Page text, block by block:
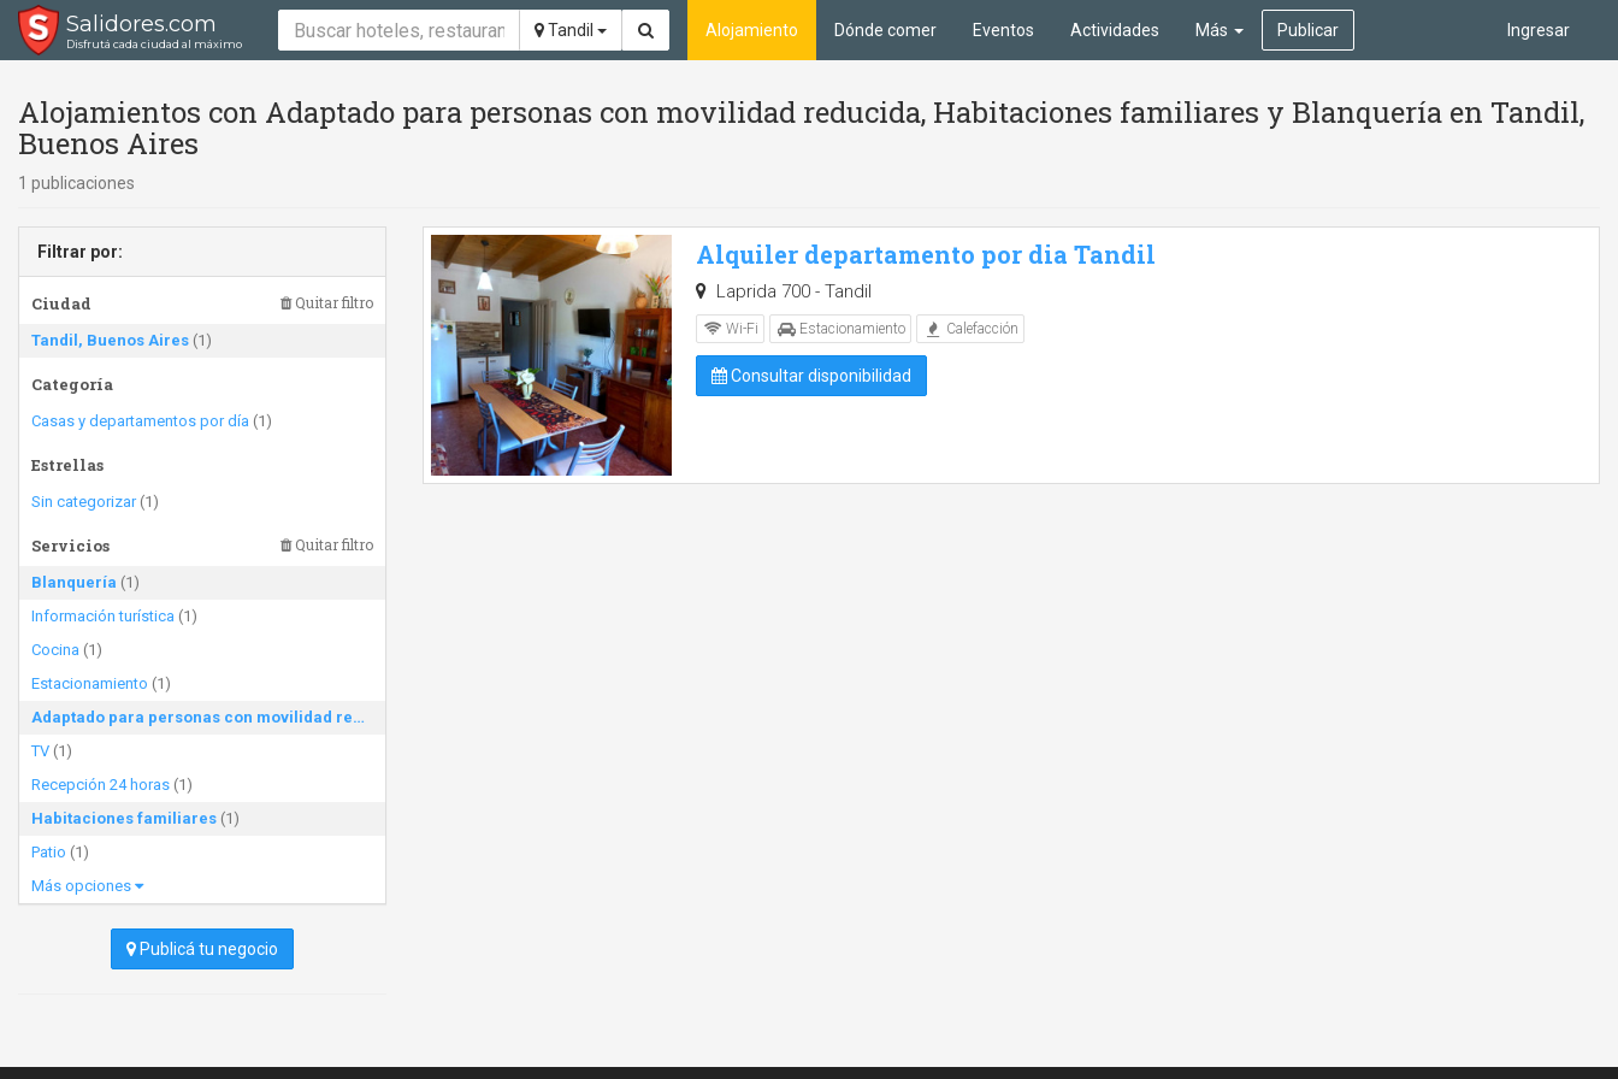
Salidores.com
Disfrutá cada ciudad al máximo
Tandil Ingresar
Alojamiento Dónde comer Eventos Actividades Más Publicar
Alojamientos con Adaptado para personas con movilidad reducida, Habitaciones familiares y Blanquería en Tandil,
Buenos Aires
1 publicaciones
Filtrar por:
Ciudad Quitar filtro
Tandil, Buenos Aires (1)
Categoría
Casas y departamentos por día (1)
Estrellas
Sin categorizar(1)
Servicios Quitar filtro
Blanquería (1)
Información turística (1)
Cocina (1)
Estacionamiento (1)
Adaptado para personas con movilidad reducida
TV (1)
Recepción 24 horas (1)
Habitaciones familiares (1)
Patio (1)
Más opciones
Publicá tu negocio
Alquiler departamento por dia Tandil
Laprida 700 - Tandil
Wi-Fi Estacionamiento Calefacción
Consultar disponibilidad